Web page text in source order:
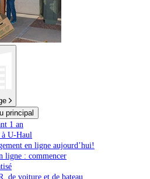
principal
1 an
U-Haul
en ligne aujourd’hui!
ligne : commencer
de voiture et de bateau